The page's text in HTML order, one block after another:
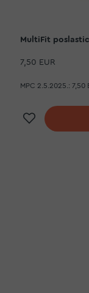
MultiFit
7,50 EUR
MPC 2.5.2025.: 7,50
Dodaj